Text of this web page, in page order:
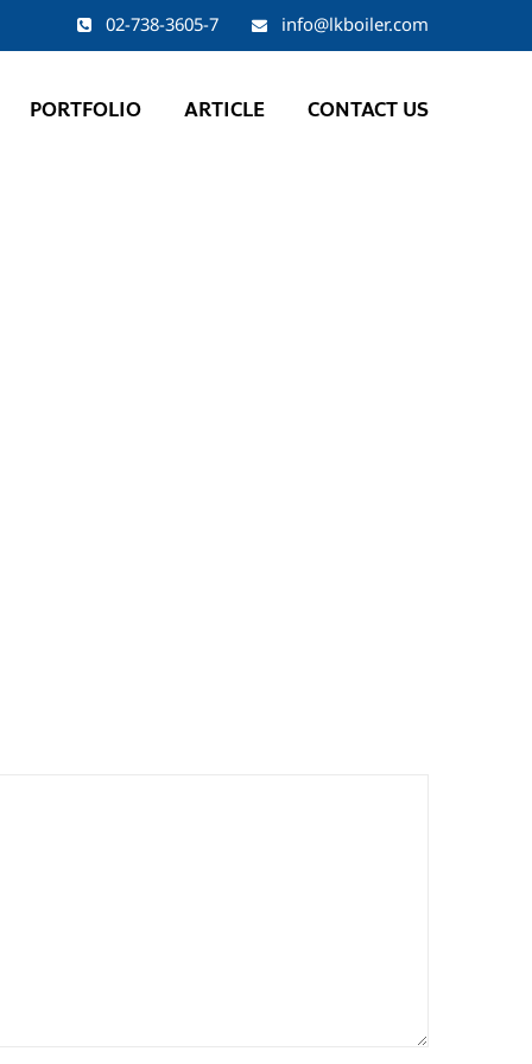
02-738-3605-7 info@lkboiler.com
PORTFOLIO ARTICLE CONTACT US